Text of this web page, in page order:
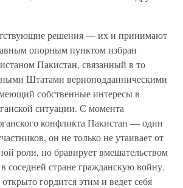
решения — их и принимают
опорным пунктом избран
Пакистан, связанный в то
Штатами верноподданническими
собственные интересы в
ситуации. С момента
конфликта Пакистан — один
он не только не утаивает от
роли, но бравирует вмешательством
соседней стране гражданскую войну.
гордится этим и ведет себя